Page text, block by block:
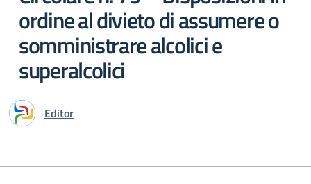
ordine al divieto di assumere o
somministrare alcolici e
superalcolici
Editor